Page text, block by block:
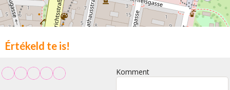
Értékeld te is!
Komment